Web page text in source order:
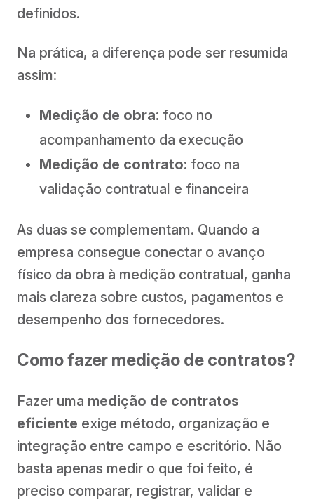
definidos.
Na prática, a diferença pode ser resumida
assim:
Medição de obra: foco no
acompanhamento da execução
Medição de contrato: foco na
validação contratual e financeira
As duas se complementam. Quando a
empresa consegue conectar o avanço
físico da obra à medição contratual, ganha
mais clareza sobre custos, pagamentos e
desempenho dos fornecedores.
Como fazer medição de contratos?
Fazer uma medição de contratos
eficiente exige método, organização e
integração entre campo e escritório. Não
basta apenas medir o que foi feito, é
preciso comparar, registrar, validar e